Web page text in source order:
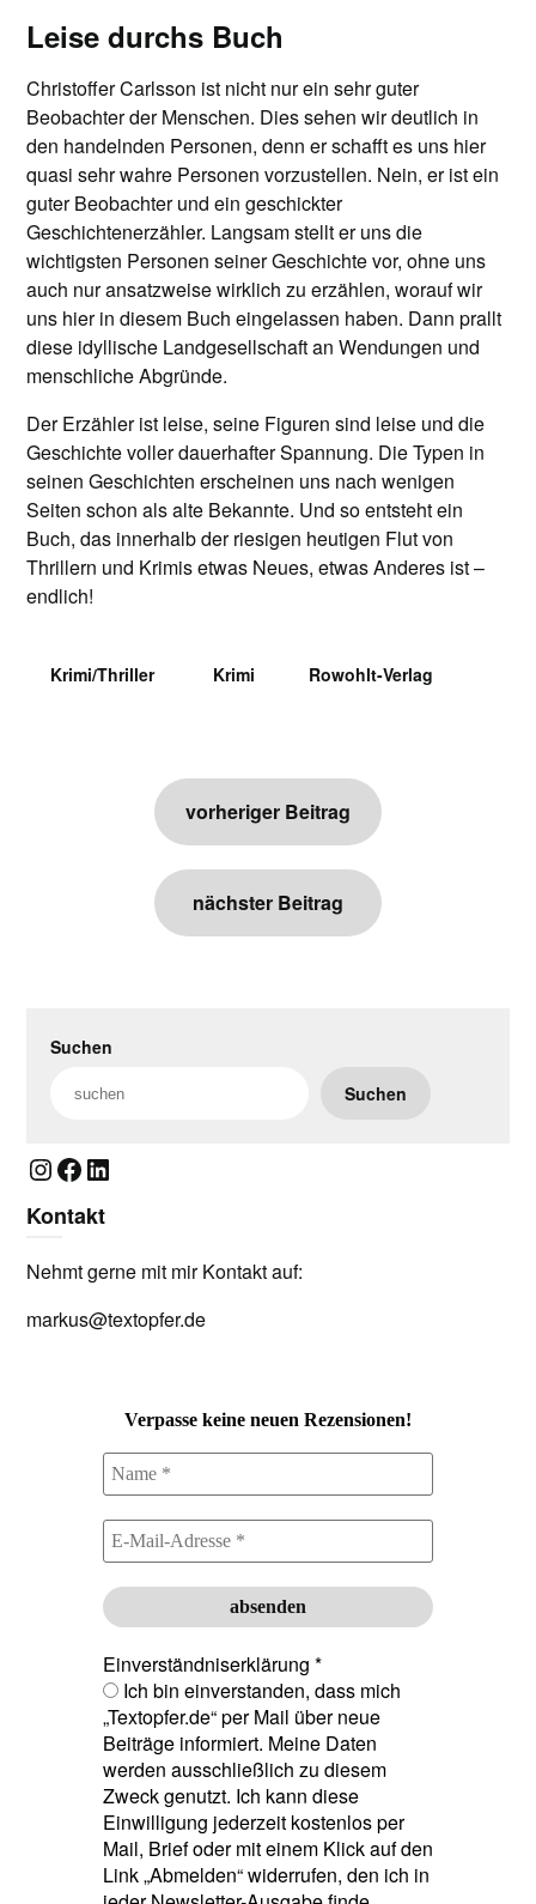
Leise durchs Buch
Christoffer Carlsson ist nicht nur ein sehr guter
Beobachter der Menschen. Dies sehen wir deutlich in
den handelnden Personen, denn er schafft es uns hier
quasi sehr wahre Personen vorzustellen. Nein, er ist ein
guter Beobachter und ein geschickter
Geschichtenerzähler. Langsam stellt er uns die
wichtigsten Personen seiner Geschichte vor, ohne uns
auch nur ansatzweise wirklich zu erzählen, worauf wir
uns hier in diesem Buch eingelassen haben. Dann prallt
diese idyllische Landgesellschaft an Wendungen und
menschliche Abgründe.
Der Erzähler ist leise, seine Figuren sind leise und die
Geschichte voller dauerhafter Spannung. Die Typen in
seinen Geschichten erscheinen uns nach wenigen
Seiten schon als alte Bekannte. Und so entsteht ein
Buch, das innerhalb der riesigen heutigen Flut von
Thrillern und Krimis etwas Neues, etwas Anderes ist –
endlich!
Krimi/Thriller Krimi Rowohlt-Verlag
Beitragsnavigation
vorheriger Beitrag
nächster Beitrag
Suchen
Suchen
Instagram
Facebook
LinkedIn
Kontakt
Nehmt gerne mit mir Kontakt auf:
markus@textopfer.de
Verpasse keine neuen Rezensionen!
Einverständniserklärung *
Ich bin einverstanden, dass mich
„Textopfer.de“ per Mail über neue
Beiträge informiert. Meine Daten
werden ausschließlich zu diesem
Zweck genutzt. Ich kann diese
Einwilligung jederzeit kostenlos per
Mail, Brief oder mit einem Klick auf den
Link „Abmelden“ widerrufen, den ich in